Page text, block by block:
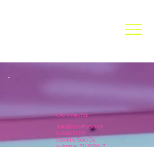
Ota yhteyttä!
sara@stooribysara.fi
0406631376
Stoori by Sara Oy